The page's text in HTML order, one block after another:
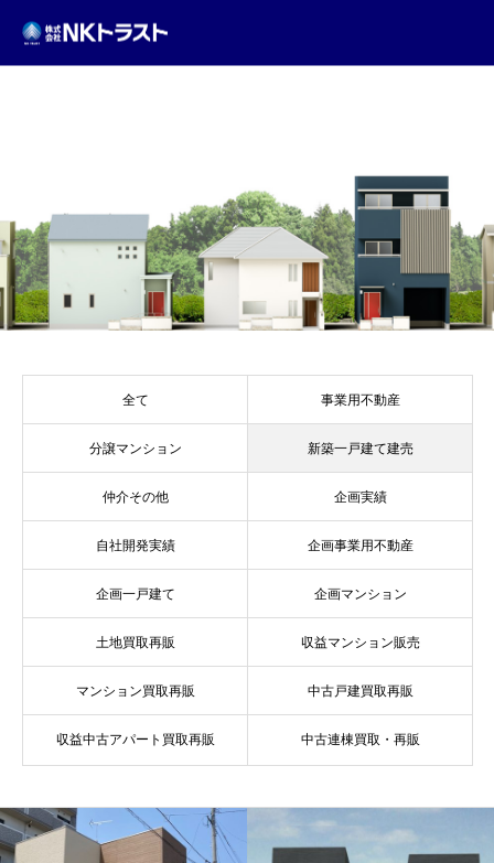
GALLERY
全て 事業用不動産
分譲マンション 新築一戸建て建売
仲介その他 企画実績
自社開発実績 企画事業用不動産
企画一戸建て 企画マンション
土地買取再販 収益マンション販売
マンション買取再販 中古戸建買取再販
収益中古アパート買取再販 中古連棟買取・再販